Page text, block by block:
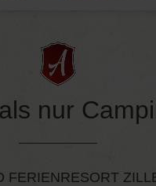
nur
FERIENRESORT